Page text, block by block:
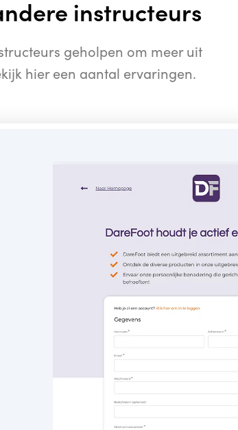
instructeurs
geholpen om meer uit
hier een aantal ervaringen.